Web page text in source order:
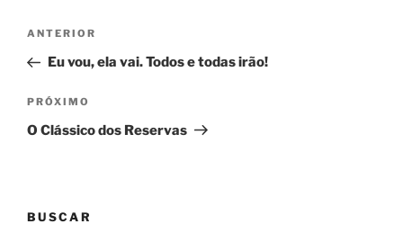
Navegação
Post
Post
anterior
ANTERIOR
Eu vou, ela vai. Todos e todas irão!
Próximo
post
PRÓXIMO
O Clássico dos Reservas
BUSCAR